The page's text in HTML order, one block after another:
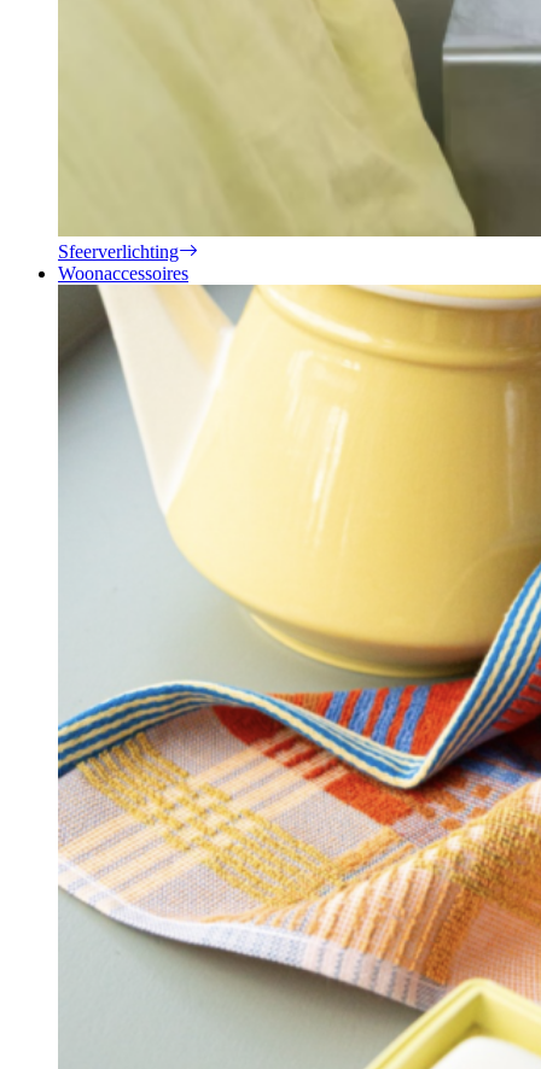
Sfeerverlichting
Woonaccessoires